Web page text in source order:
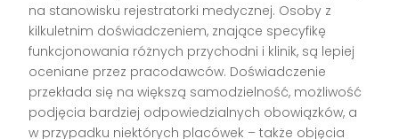
na stanowisku rejestratorki medycznej. Osoby z
kilkuletnim doświadczeniem, znające specyfikę
funkcjonowania różnych przychodni i klinik, są lepiej
oceniane przez pracodawców. Doświadczenie
przekłada się na większą samodzielność, możliwość
podjęcia bardziej odpowiedzialnych obowiązków, a
w przypadku niektórych placówek – także objęcia